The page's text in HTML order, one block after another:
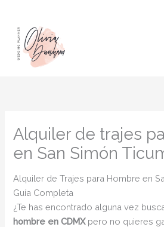
contenido
Alquiler de trajes
en San Simón
Alquiler de Trajes para Hombre en
Guía Completa
¿Te has encontrado alguna vez
hombre en CDMXpero no quieres